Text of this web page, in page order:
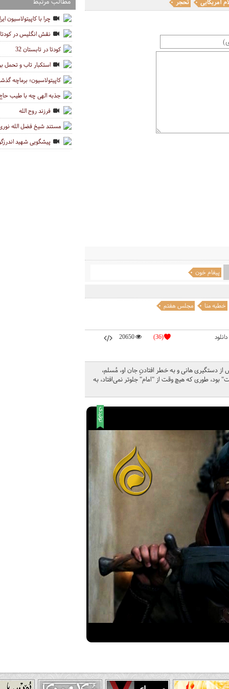
چرا با کاپیتولاسیون
نقش انگلیس در کودتای 28
کودتا در تابستان 32
استکبار تاب و تحمل
کاپیتولاسیون؛ برماچه
جذبه الهی چه با طیب
فرزند روح الله
مستند شیخ فضل الله
پیشگویی شهید
آمریکایی تحجر
دستگیری هانی و به خطر افتادنِ جان او، مُسلم،
طوری که هیچ وقت از "امام" جلوتر نمی‌افتاد، به
دانلود (36)
20650
خطبه منا مجلس هفتم
پیغام خون